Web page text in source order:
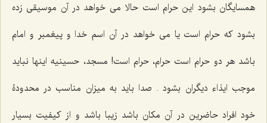
همسایگان بشود این حرام است حالا می خواهد در آن موسیقی زده
بشود که حرام است یا می خواهد در آن اسم خدا و پیغمبر و امام
باشد هر دو حرام است حرام، حرام است! مسجد، حسینیه اینها نباید
موجب ایذاء دیگران بشود . صدا باید به میزان مناسب در محدودۀ
خود افراد حاضرین در آن مکان باشد زیبا باشد و از کیفیت بسیار